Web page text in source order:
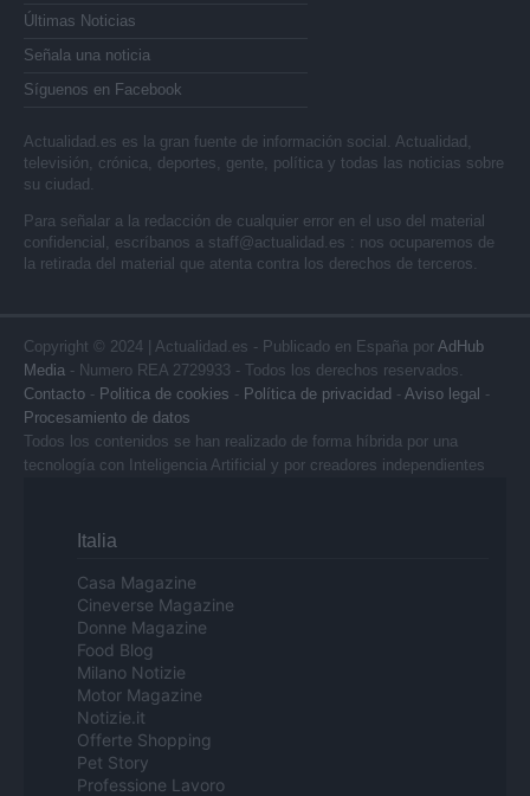
Últimas Noticias
Señala una noticia
Síguenos en Facebook
Actualidad.es es la gran fuente de información social. Actualidad,
televisión, crónica, deportes, gente, política y todas las noticias sobre
su ciudad.
Para señalar a la redacción de cualquier error en el uso del material
confidencial, escríbanos a staff@actualidad.es : nos ocuparemos de
la retirada del material que atenta contra los derechos de terceros.
Copyright © 2024 | Actualidad.es - Publicado en España por AdHub
Media - Numero REA 2729933 - Todos los derechos reservados.
Contacto - Politica de cookies - Política de privacidad - Aviso legal -
Procesamiento de datos
Todos los contenidos se han realizado de forma híbrida por una
tecnología con Inteligencia Artificial y por creadores independientes
Italia
Casa Magazine
Cineverse Magazine
Donne Magazine
Food Blog
Milano Notizie
Motor Magazine
Notizie.it
Offerte Shopping
Pet Story
Professione Lavoro